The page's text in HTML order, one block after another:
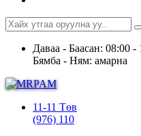
Даваа - Баасан: 08:00 -
Бямба - Ням: амарна
11-11 Төв
(976) 110